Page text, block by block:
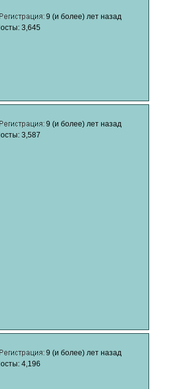
9 (и более) лет назад
3,645
9 (и более) лет назад
3,587
9 (и более) лет назад
4,196